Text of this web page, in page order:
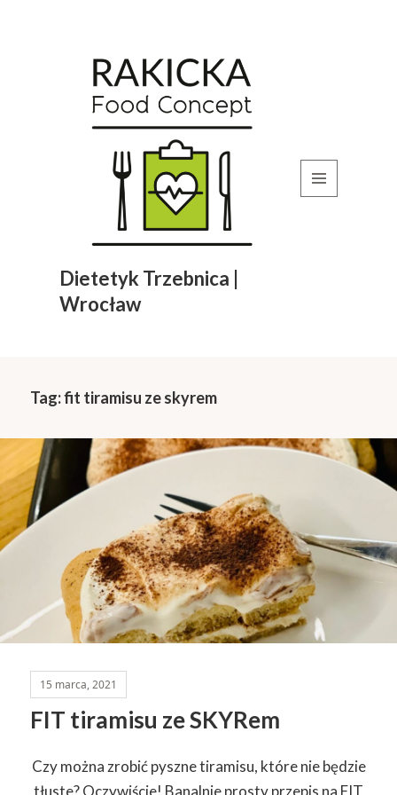
Dietetyk Trzebnica |
Wrocław
Tag:fit tiramisu ze skyrem
15 marca, 2021
FIT tiramisu ze SKYRem
Czy można zrobić pyszne tiramisu, które nie będzie
tłuste? Oczywiście! Banalnie prosty przepis na FIT